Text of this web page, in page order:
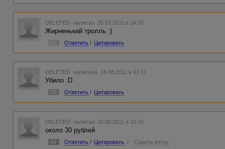
DELETED написал 25.07.2011 в 14:55
Жирненький тролль :)
Ответить / Цитировать
DELETED написала 15.08.2011 в 07:11
Убило :D
#3 Ответить / Цитировать
DELETED написал 15.08.2011 в 10:16
около 30 рублей
#4 Ответить / Цитировать / Скрыть ветку